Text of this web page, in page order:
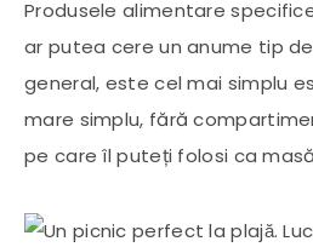
Produsele alimentare
ar putea cere un anume tip
general, este cel mai simplu
mare simplu, fără
pe care îl puteți folosi ca